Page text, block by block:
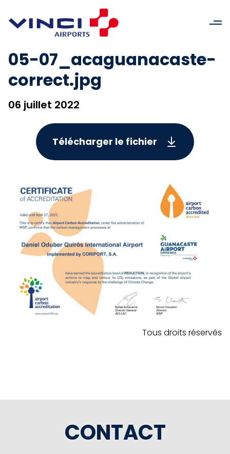
05-07_acaguanacaste-
correct.jpg
06 juillet 2022
Télécharger le fichier
Tous droits réservés
CONTACT